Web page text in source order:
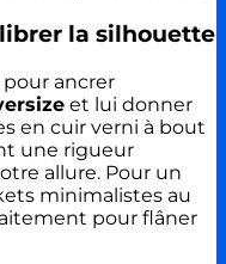
la silhouette
pour ancrer
et lui donner
en cuir verni à bout
une rigueur
allure. Pour un
minimalistes au
pour flâner